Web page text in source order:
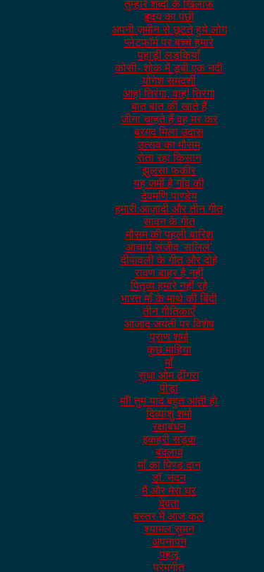
तुम्हारे शब्दों के खिलाफ़
हृदय का पंछी
अपनी ज़मीन से छूटते हुये लोग
प्लेटफॉर्म पर बच्चे हमारे
पहाड़ी लड़कियाँ
कोसी- शोक में डूबी एक नदी
योगेश समदर्शी
आह्! तिरंगा, वाह! तिरंगा
बात बात की खाते हैं
जीना चाहते हैं वह मर कर
बरगद मिला उदास
उत्सव का मौसम
रोता रहा किसान
झुलसा फकीर
यह जमीं है गाँव की
देवमणि पाण्डेय
हमारी आज़ादी और तीन गीत
सावन के गीत
मौसम की पहली बारिश
आचार्य संजीव 'सलिल'
दीपावली के गीत और दोहे
रावण बाहर है नहीं
पितृव्य हमारे नहीं रहे
भारत माँ के माथे की बिंदी
तीन गीतिकाएँ
आजाद जयंती पर विशेष
प्राण शर्मा
कुछ माहिया
माँ
सुधा ओम ढींगरा
पीड़ा
माँ! तुम याद बहुत आती हो
दिव्यांशु शर्मा
रक्षाबंधन
इकहरी सड़क
बदलाव
माँ का पिण्ड दान
डॉ. नंदन
मैं और मेरा घर
देवता
बस्तर में आज कल
श्यामल सुमन
अपनापन
पहलू
प्रेमगीत